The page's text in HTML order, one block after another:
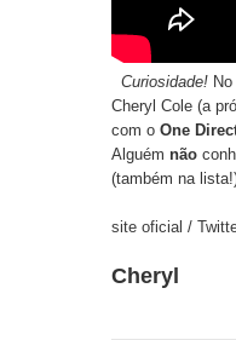
Curiosidade!
Cheryl Cole (a
com o One
Alguém não
(também na
site oficial /
Cheryl